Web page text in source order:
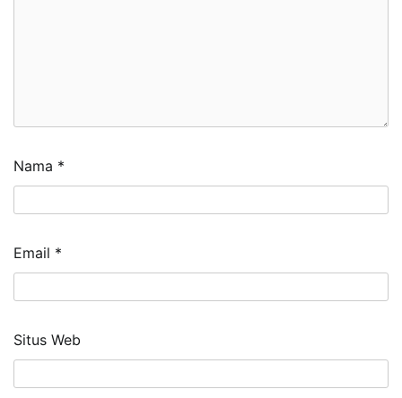
Nama *
Email *
Situs Web